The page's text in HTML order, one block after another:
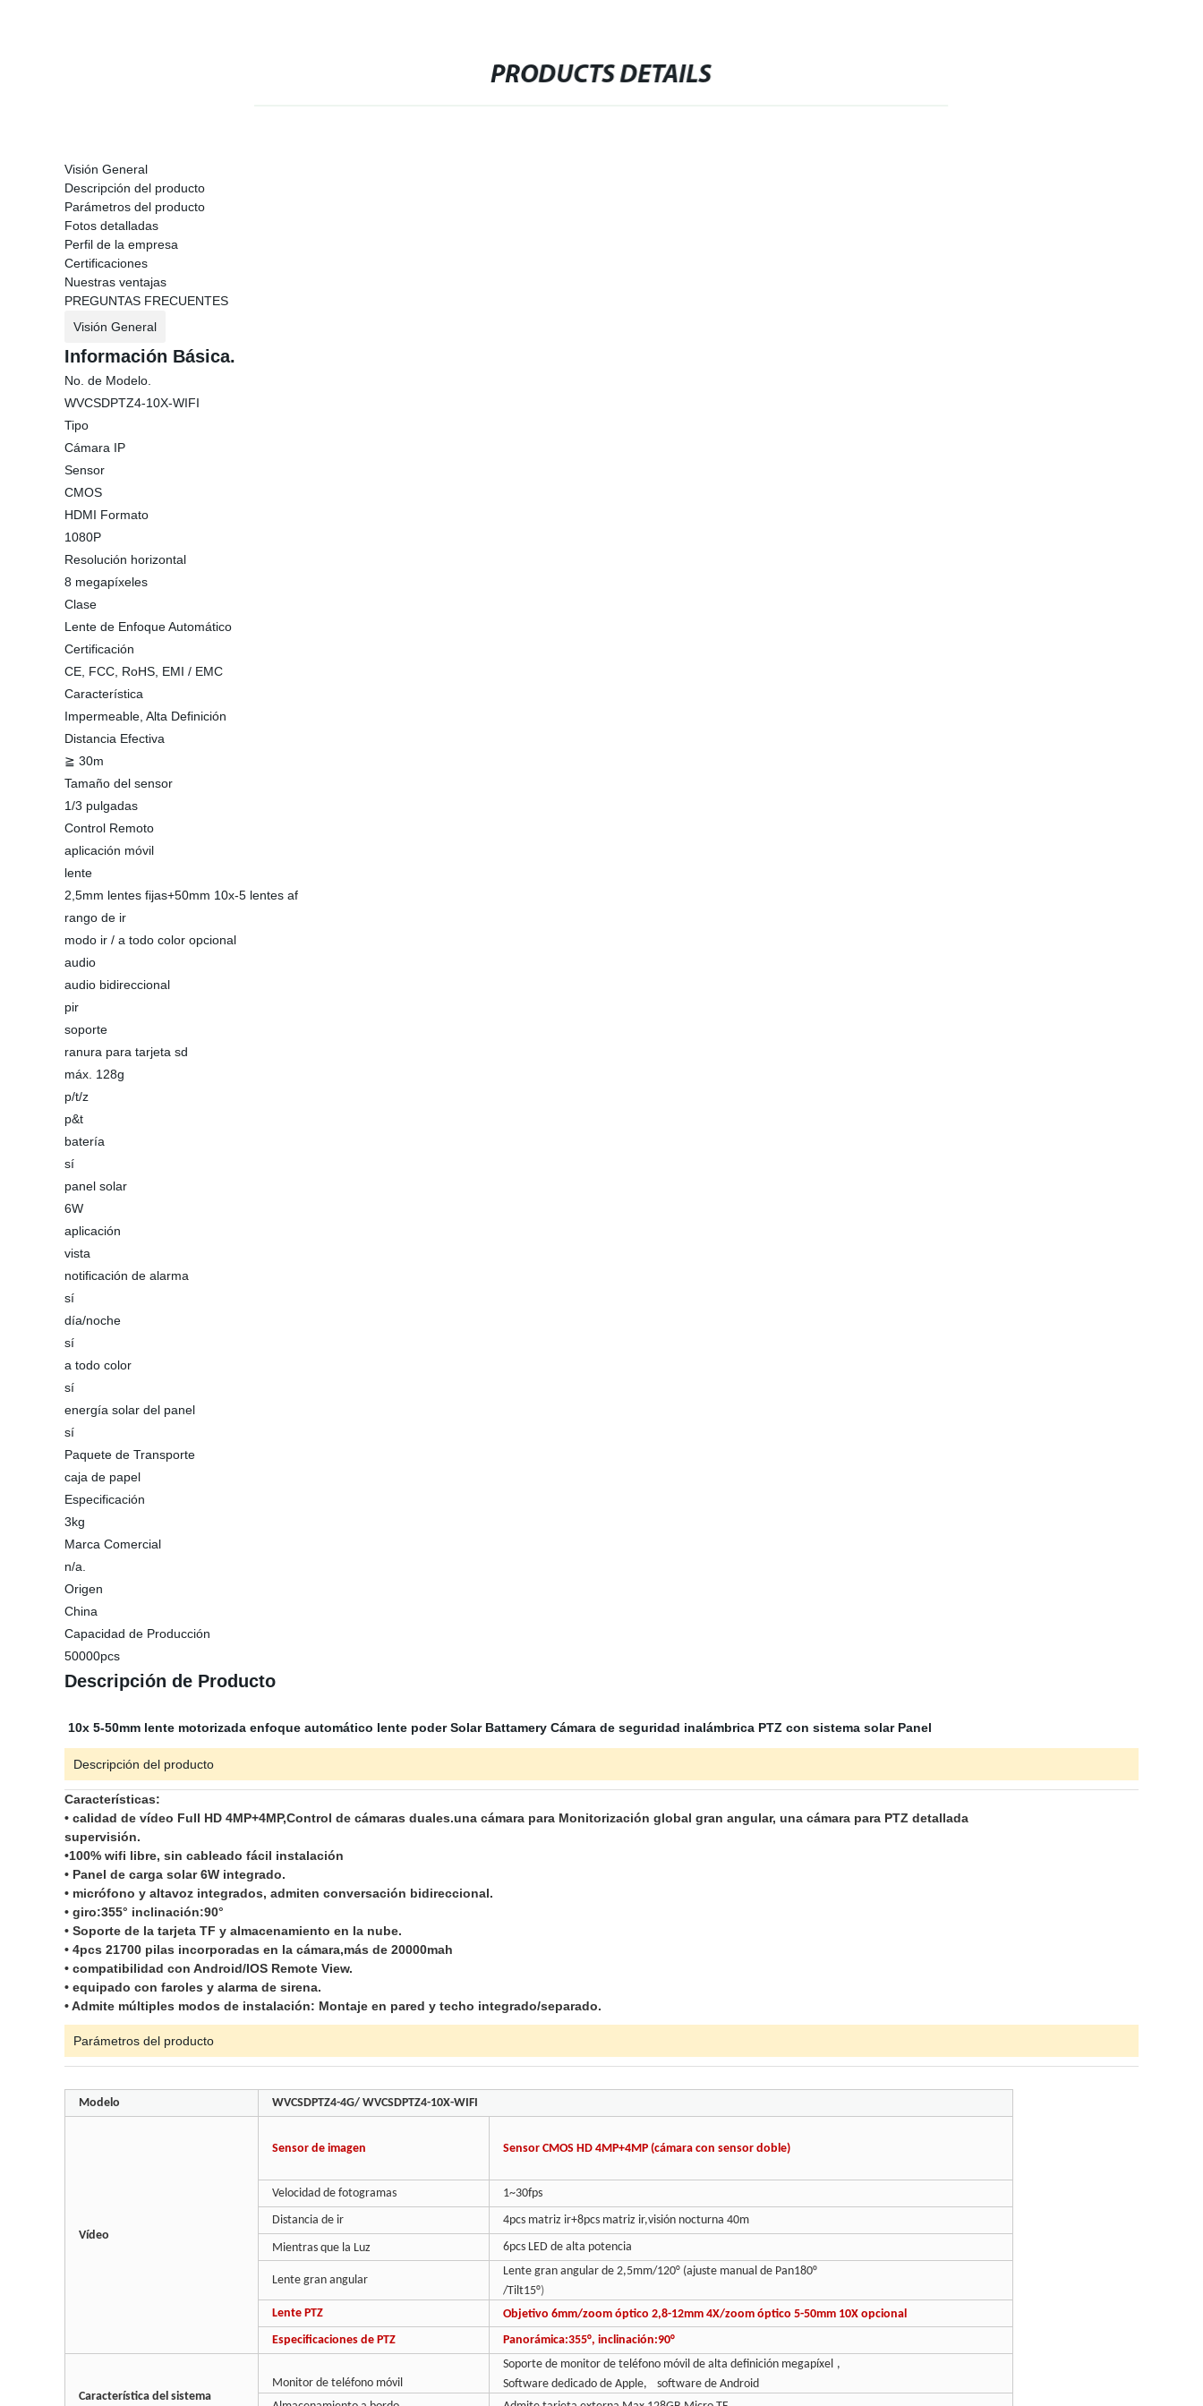
PRODUCTS DETAILS
Visión General
Descripción del producto
Parámetros del producto
Fotos detalladas
Perfil de la empresa
Certificaciones
Nuestras ventajas
PREGUNTAS FRECUENTES
Visión General
Información Básica.
No. de Modelo.
WVCSDPTZ4-10X-WIFI
Tipo
Cámara IP
Sensor
CMOS
HDMI Formato
1080P
Resolución horizontal
8 megapíxeles
Clase
Lente de Enfoque Automático
Certificación
CE, FCC, RoHS, EMI / EMC
Característica
Impermeable, Alta Definición
Distancia Efectiva
≧ 30m
Tamaño del sensor
1/3 pulgadas
Control Remoto
aplicación móvil
lente
2,5mm lentes fijas+50mm 10x-5 lentes af
rango de ir
modo ir / a todo color opcional
audio
audio bidireccional
pir
soporte
ranura para tarjeta sd
máx. 128g
p/t/z
p&t
batería
sí
panel solar
6W
aplicación
vista
notificación de alarma
sí
día/noche
sí
a todo color
sí
energía solar del panel
sí
Paquete de Transporte
caja de papel
Especificación
3kg
Marca Comercial
n/a.
Origen
China
Capacidad de Producción
50000pcs
Descripción de Producto
10x 5-50mm lente motorizada enfoque automático lente poder Solar Battamery Cámara de seguridad inalámbrica PTZ con sistema solar Panel
Descripción del producto
Características:
• calidad de vídeo Full HD 4MP+4MP,Control de cámaras duales.una cámara para Monitorización global gran angular, una cámara para PTZ detallada
supervisión.
•100% wifi libre, sin cableado fácil instalación
• Panel de carga solar 6W integrado.
• micrófono y altavoz integrados, admiten conversación bidireccional.
• giro:355° inclinación:90°
• Soporte de la tarjeta TF y almacenamiento en la nube.
• 4pcs 21700 pilas incorporadas en la cámara,más de 20000mah
• compatibilidad con Android/IOS Remote View.
• equipado con faroles y alarma de sirena.
• Admite múltiples modos de instalación: Montaje en pared y techo integrado/separado.
Parámetros del producto
Modelo WVCSDPTZ4-4G/ WVCSDPTZ4-10X-WIFI
Vídeo
Sensor de imagen Sensor CMOS HD 4MP+4MP (cámara con sensor doble)
Velocidad de fotogramas
1~30fps
Distancia de ir
4pcs matriz ir+8pcs matriz ir,visión nocturna 40m
Mientras que la Luz 6pcs LED de alta potencia
Lente gran angular
Lente gran angular de 2,5mm/120° (ajuste manual de Pan180°
/Tilt15°)
Lente PTZ
Objetivo 6mm/zoom óptico 2,8-12mm 4X/zoom óptico 5-50mm 10X opcional
Especificaciones de PTZ
Panorámica:355°, inclinación:90°
Característica del sistema
Monitor de teléfono móvil
Soporte de monitor de teléfono móvil de alta definición megapíxel ,
Software dedicado de Apple,
software de Android